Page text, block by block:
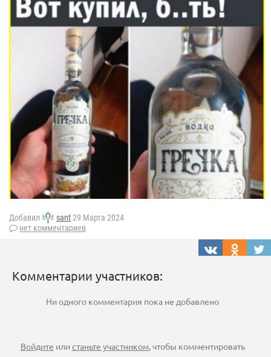
Добавил sant29 Марта 2024
нет комментариев
Комментарии участников:
Ни одного комментария пока не добавлено
Войдите илистаньте участником, чтобы комментировать